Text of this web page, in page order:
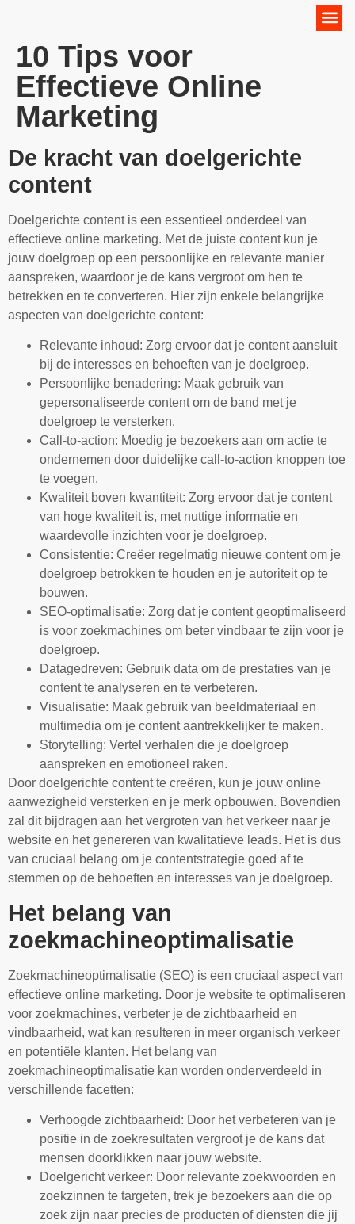
10 Tips voor
Effectieve Online
Marketing
De kracht van doelgerichte
content
Doelgerichte content is een essentieel onderdeel van
effectieve online marketing. Met de juiste content kun je
jouw doelgroep op een persoonlijke en relevante manier
aanspreken, waardoor je de kans vergroot om hen te
betrekken en te converteren. Hier zijn enkele belangrijke
aspecten van doelgerichte content:
Relevante inhoud: Zorg ervoor dat je content aansluit
bij de interesses en behoeften van je doelgroep.
Persoonlijke benadering: Maak gebruik van
gepersonaliseerde content om de band met je
doelgroep te versterken.
Call-to-action: Moedig je bezoekers aan om actie te
ondernemen door duidelijke call-to-action knoppen toe
te voegen.
Kwaliteit boven kwantiteit: Zorg ervoor dat je content
van hoge kwaliteit is, met nuttige informatie en
waardevolle inzichten voor je doelgroep.
Consistentie: Creëer regelmatig nieuwe content om je
doelgroep betrokken te houden en je autoriteit op te
bouwen.
SEO-optimalisatie: Zorg dat je content geoptimaliseerd
is voor zoekmachines om beter vindbaar te zijn voor je
doelgroep.
Datagedreven: Gebruik data om de prestaties van je
content te analyseren en te verbeteren.
Visualisatie: Maak gebruik van beeldmateriaal en
multimedia om je content aantrekkelijker te maken.
Storytelling: Vertel verhalen die je doelgroep
aanspreken en emotioneel raken.
Door doelgerichte content te creëren, kun je jouw online
aanwezigheid versterken en je merk opbouwen. Bovendien
zal dit bijdragen aan het vergroten van het verkeer naar je
website en het genereren van kwalitatieve leads. Het is dus
van cruciaal belang om je contentstrategie goed af te
stemmen op de behoeften en interesses van je doelgroep.
Het belang van
zoekmachineoptimalisatie
Zoekmachineoptimalisatie (SEO) is een cruciaal aspect van
effectieve online marketing. Door je website te optimaliseren
voor zoekmachines, verbeter je de zichtbaarheid en
vindbaarheid, wat kan resulteren in meer organisch verkeer
en potentiële klanten. Het belang van
zoekmachineoptimalisatie kan worden onderverdeeld in
verschillende facetten:
Verhoogde zichtbaarheid: Door het verbeteren van je
positie in de zoekresultaten vergroot je de kans dat
mensen doorklikken naar jouw website.
Doelgericht verkeer: Door relevante zoekwoorden en
zoekzinnen te targeten, trek je bezoekers aan die op
zoek zijn naar precies de producten of diensten die jij